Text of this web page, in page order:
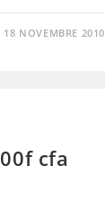
18 NOVEMBRE 2010
cfa